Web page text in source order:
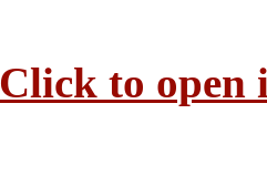
Click to open